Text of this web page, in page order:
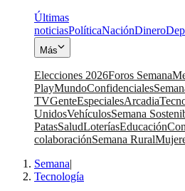
Últimas
noticiasPolíticaNaciónDinero
Más
Elecciones 2026Foros Semana
PlayMundoConfidenciales
TVGenteEspecialesArcadia
UnidosVehículosSemana
PatasSaludLoteríasEducación
colaboraciónSemana Rural
Semana|
Tecnología